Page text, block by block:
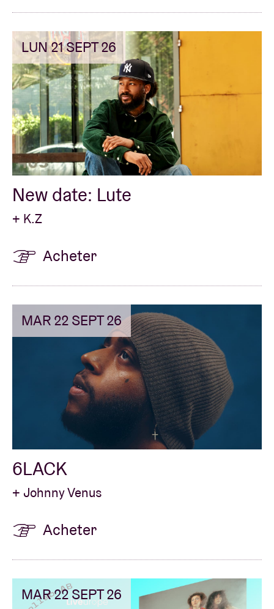
LUN 21 SEPT 26
New date: Lute
+ K.Z
Acheter
MAR 22 SEPT 26
6LACK
+ Johnny Venus
Acheter
MAR 22 SEPT 26